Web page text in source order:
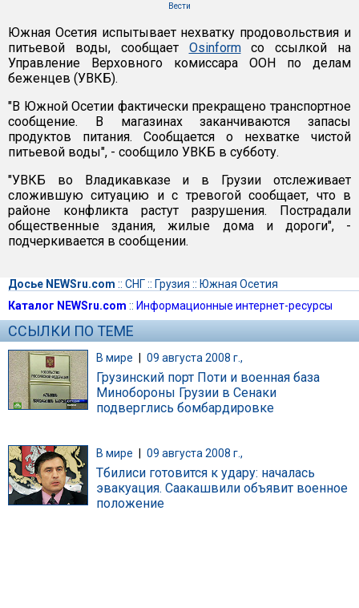
Вести
Южная Осетия испытывает нехватку продовольствия и
питьевой воды, сообщает Osinformсо ссылкой на
Управление Верховного комиссара ООН по делам
беженцев (УВКБ).
"В Южной Осетии фактически прекращено транспортное
сообщение. В магазинах заканчиваются запасы
продуктов питания. Сообщается о нехватке чистой
питьевой воды", - сообщило УВКБ в субботу.
"УВКБ во Владикавказе и в Грузии отслеживает
сложившую ситуацию и с тревогой сообщает, что в
районе конфликта растут разрушения. Пострадали
общественные здания, жилые дома и дороги", -
подчеркивается в сообщении.
Досье NEWSru.com :: СНГ:: Грузия :: Южная Осетия
Каталог NEWSru.com :: Информационные интернет-ресурсы
ССЫЛКИ ПО ТЕМЕ
В мире | 09 августа 2008 г.,
Грузинский порт Поти и военная база
Минобороны Грузии в Сенаки
подверглись бомбардировке
В мире 09 августа 2008 г.,
Тбилиси готовится к удару: началась
эвакуация. Саакашвили объявит военное
положение